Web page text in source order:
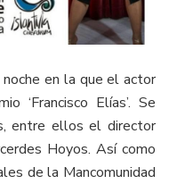
en la que el actor
‘Francisco Elías’. Se
entre ellos el director
Hoyos. Así como
de la Mancomunidad